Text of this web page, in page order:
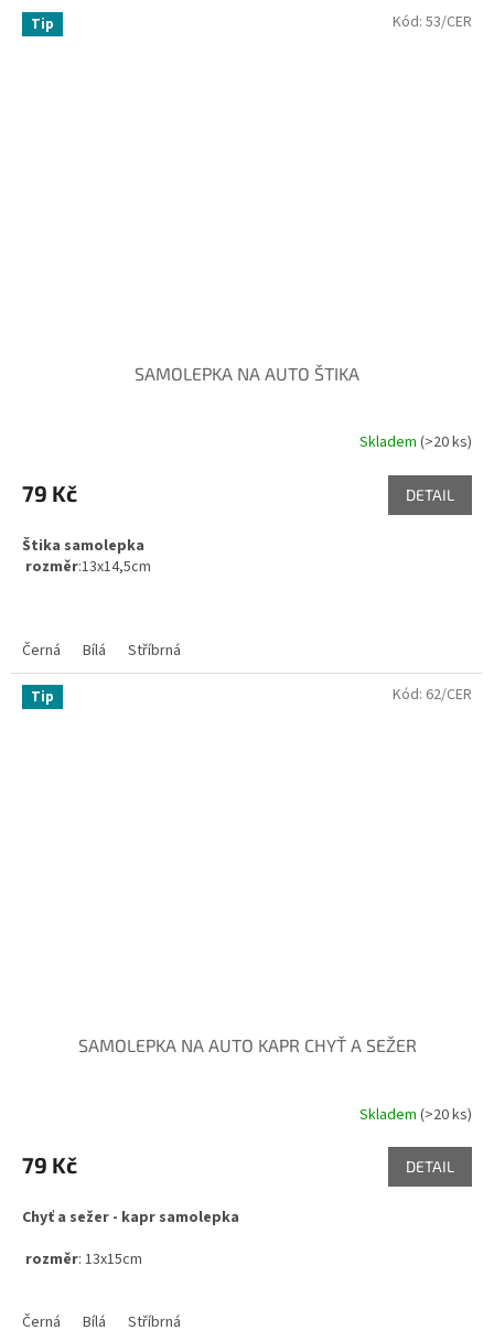
Tip
SAMOLEPKA NA AUTO ŠTIKA
Skladem (>20 ks)
79 Kč DETAIL
Štika samolepka
rozměr:13x14,5cm
Černá Bílá Stříbrná
Kód: 53/CER
Tip
SAMOLEPKA NA AUTO KAPR CHYŤ A SEŽER
produktu
je
z
hvězdiček.
Skladem(>20 ks)
79 Kč DETAIL
Chyť a sežer - kapr samolepka
rozměr: 13x15cm
Černá Bílá Stříbrná
Kód: 62/CER